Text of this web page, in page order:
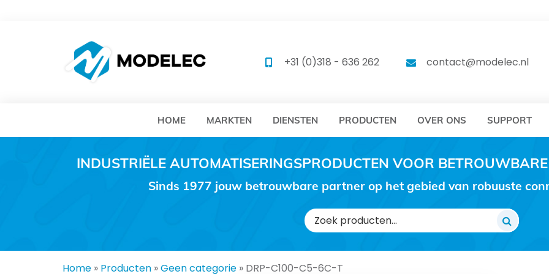
MODELEC MODELEC
+31 (0)318 - 636 262 contact@modelec.nl
HOME MARKTEN DIENSTEN PRODUCTEN OVER ONS SUPPORT
INDUSTRIËLE AUTOMATISERINGSPRODUCTEN VOOR
Sinds 1977 jouw betrouwbare partner op het gebied van robuuste
Zoeken
naar:
Home » Producten »Geen categorie » DRP-C100-C5-6C-T